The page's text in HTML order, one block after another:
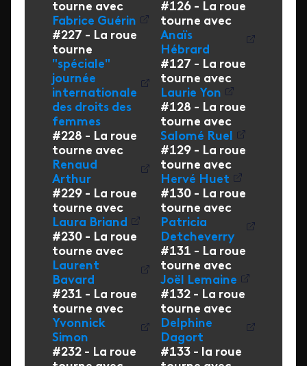
tourne avec
Fabrice Guérin
#227 - La roue
tourne
"spéciale"
journée
internationale
des droits des
femmes
#228 - La roue
tourne avec
Renaud
Arthur
#229 - La roue
tourne avec
Laura Briand
#230 - La roue
tourne avec
Laurent
Bavard
#231 - La roue
tourne avec
Yvonnick
Simon
#232 - La roue
#126 - La roue
tourne avec
Anaïs
Hébrard
#127 - La roue
tourne avec
Laurie Yon
#128 - La roue
tourne avec
Salomé Ruel
#129 - La roue
tourne avec
Hervé Huet
#130 - La roue
tourne avec
Patricia
Detcheverry
#131 - La roue
tourne avec
Joël Lemaine
#132 - La roue
tourne avec
Delphine
Dagort
#133 - la roue